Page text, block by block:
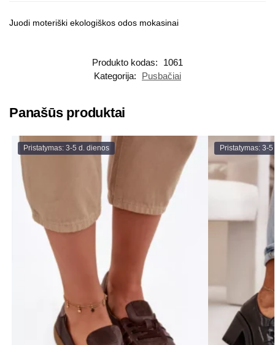
Juodi moteriški ekologiškos odos mokasinai
Produkto kodas:
1061
Kategorija:
Pusbačiai
Panašūs produktai
Pristatymas: 3-5 d. dienos Pristatymas: 3-